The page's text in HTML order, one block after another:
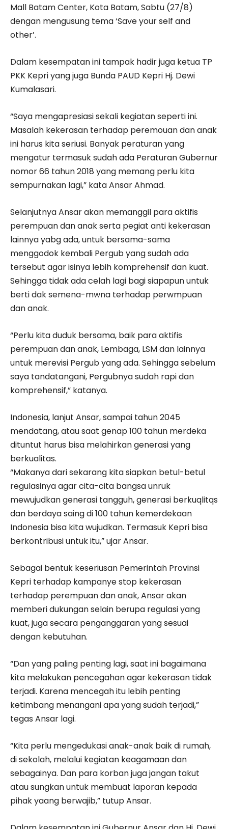
Mall Batam Center, Kota Batam, Sabtu (27/8)
dengan mengusung tema ‘Save your self and
other’.
Dalam kesempatan ini tampak hadir juga ketua TP
PKK Kepri yang juga Bunda PAUD Kepri Hj. Dewi
Kumalasari.
“Saya mengapresiasi sekali kegiatan seperti ini.
Masalah kekerasan terhadap peremouan dan anak
ini harus kita seriusi. Banyak peraturan yang
mengatur termasuk sudah ada Peraturan Gubernur
nomor 66 tahun 2018 yang memang perlu kita
sempurnakan lagi,” kata Ansar Ahmad.
Selanjutnya Ansar akan memanggil para aktifis
perempuan dan anak serta pegiat anti kekerasan
lainnya yabg ada, untuk bersama-sama
menggodok kembali Pergub yang sudah ada
tersebut agar isinya lebih komprehensif dan kuat.
Sehingga tidak ada celah lagi bagi siapapun untuk
berti dak semena-mwna terhadap perwmpuan
dan anak.
“Perlu kita duduk bersama, baik para aktifis
perempuan dan anak, Lembaga, LSM dan lainnya
untuk merevisi Pergub yang ada. Sehingga sebelum
saya tandatangani, Pergubnya sudah rapi dan
komprehensif,” katanya.
Indonesia, lanjut Ansar, sampai tahun 2045
mendatang, atau saat genap 100 tahun merdeka
dituntut harus bisa melahirkan generasi yang
berkualitas.
“Makanya dari sekarang kita siapkan betul-betul
regulasinya agar cita-cita bangsa unruk
mewujudkan generasi tangguh, generasi berkuqlitqs
dan berdaya saing di 100 tahun kemerdekaan
Indonesia bisa kita wujudkan. Termasuk Kepri bisa
berkontribusi untuk itu,” ujar Ansar.
Sebagai bentuk keseriusan Pemerintah Provinsi
Kepri terhadap kampanye stop kekerasan
terhadap perempuan dan anak, Ansar akan
memberi dukungan selain berupa regulasi yang
kuat, juga secara penganggaran yang sesuai
dengan kebutuhan.
“Dan yang paling penting lagi, saat ini bagaimana
kita melakukan pencegahan agar kekerasan tidak
terjadi. Karena mencegah itu lebih penting
ketimbang menangani apa yang sudah terjadi,”
tegas Ansar lagi.
“Kita perlu mengedukasi anak-anak baik di rumah,
di sekolah, melalui kegiatan keagamaan dan
sebagainya. Dan para korban juga jangan takut
atau sungkan untuk membuat laporan kepada
pihak yaang berwajib,” tutup Ansar.